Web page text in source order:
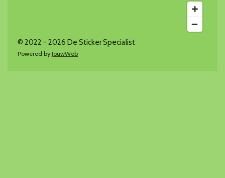
© 2022 - 2026 De Sticker Specialist
Powered by JouwWeb